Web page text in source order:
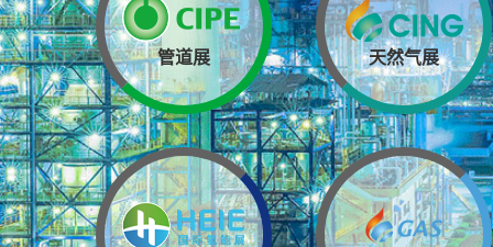
管道展 天然气展